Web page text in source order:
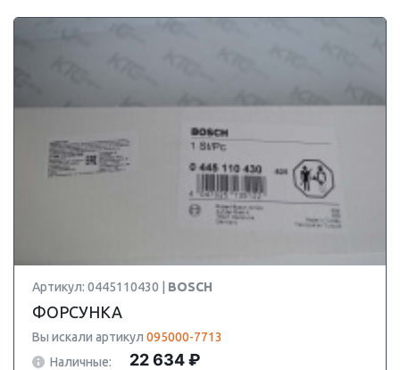
Артикул: 0445110430 | BOSCH
ФОРСУНКА
Вы искали артикул 095000-7713
Наличные:
22 634 ₽